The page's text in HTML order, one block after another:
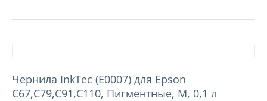
Чернила InkTec (E0007) для Epson
C67,C79,C91,C110, Пигментные, M, 0,1 л